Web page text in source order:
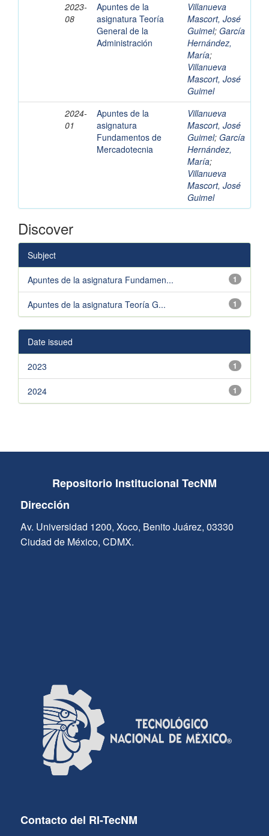
2023-
08
Apuntes de la
asignatura Teoría
General de la
Administración
Villanueva
Mascort, José
Guimel; García
Hernández,
María;
Villanueva
Mascort, José
Guimel
2024-
01
Apuntes de la
asignatura
Fundamentos de
Mercadotecnia
Villanueva
Mascort, José
Guimel; García
Hernández,
María;
Villanueva
Mascort, José
Guimel
Discover
Subject
1
Apuntes de la asignatura Fundamen...
1
Apuntes de la asignatura Teoría G...
Date issued
1
2023
1
2024
Repositorio Institucional TecNM
Dirección
Av. Universidad 1200, Xoco, Benito Juárez, 03330
Ciudad de México, CDMX.
Contacto del RI-TecNM